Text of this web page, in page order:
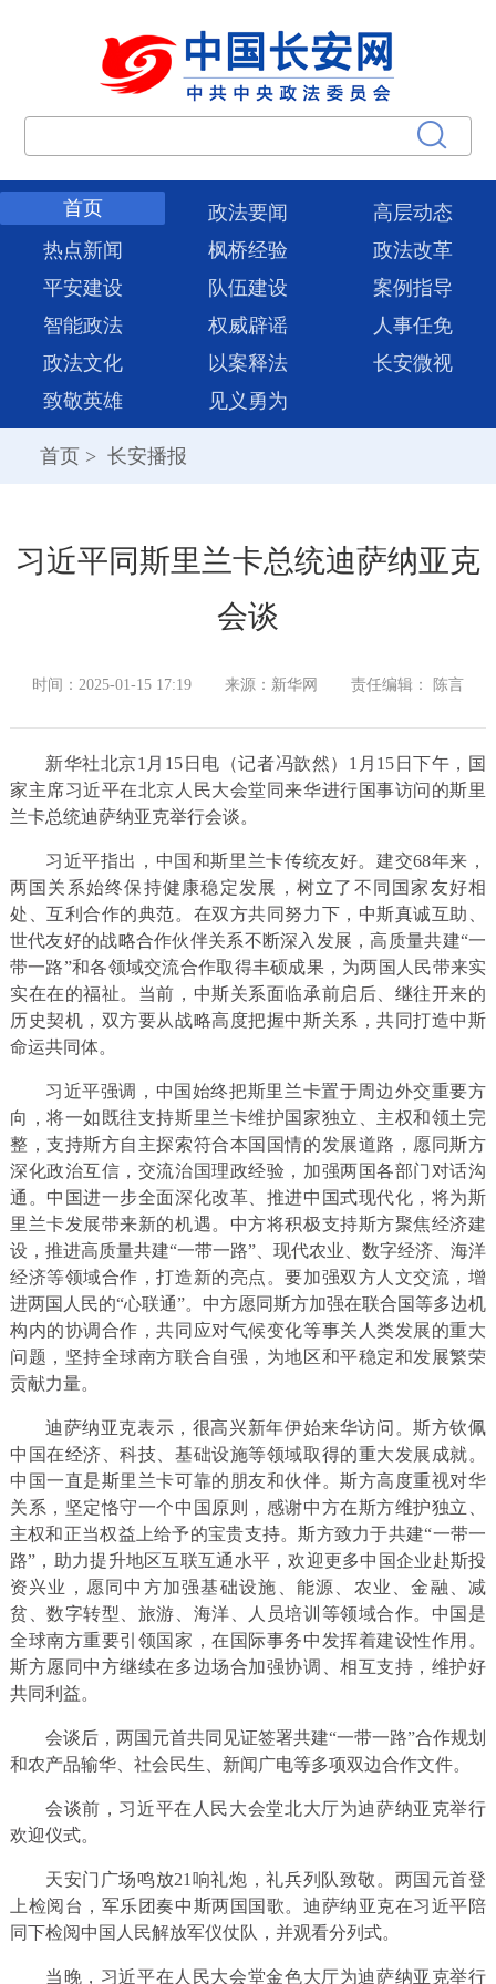
首页 政法要闻
高层动态
热点新闻
枫桥经验
政法改革
平安建设
队伍建设
案例指导
智能政法
权威辟谣
人事任免
政法文化
以案释法
长安微视
致敬英雄
见义勇为
首页 > 长安播报
习近平同斯里兰卡总统迪萨纳亚克
会谈
时间：2025-01-15 17:19 来源：新华网 责任编辑： 陈言
新华社北京1月15日电（记者冯歆然）1月15日下午，国
家主席习近平在北京人民大会堂同来华进行国事访问的斯里
兰卡总统迪萨纳亚克举行会谈。
习近平指出，中国和斯里兰卡传统友好。建交68年来，
两国关系始终保持健康稳定发展，树立了不同国家友好相
处、互利合作的典范。在双方共同努力下，中斯真诚互助、
世代友好的战略合作伙伴关系不断深入发展，高质量共建“一
带一路”和各领域交流合作取得丰硕成果，为两国人民带来实
实在在的福祉。当前，中斯关系面临承前启后、继往开来的
历史契机，双方要从战略高度把握中斯关系，共同打造中斯
命运共同体。
习近平强调，中国始终把斯里兰卡置于周边外交重要方
向，将一如既往支持斯里兰卡维护国家独立、主权和领土完
整，支持斯方自主探索符合本国国情的发展道路，愿同斯方
深化政治互信，交流治国理政经验，加强两国各部门对话沟
通。中国进一步全面深化改革、推进中国式现代化，将为斯
里兰卡发展带来新的机遇。中方将积极支持斯方聚焦经济建
设，推进高质量共建“一带一路”、现代农业、数字经济、海洋
经济等领域合作，打造新的亮点。要加强双方人文交流，增
进两国人民的“心联通”。中方愿同斯方加强在联合国等多边机
构内的协调合作，共同应对气候变化等事关人类发展的重大
问题，坚持全球南方联合自强，为地区和平稳定和发展繁荣
贡献力量。
迪萨纳亚克表示，很高兴新年伊始来华访问。斯方钦佩
中国在经济、科技、基础设施等领域取得的重大发展成就。
中国一直是斯里兰卡可靠的朋友和伙伴。斯方高度重视对华
关系，坚定恪守一个中国原则，感谢中方在斯方维护独立、
主权和正当权益上给予的宝贵支持。斯方致力于共建“一带一
路”，助力提升地区互联互通水平，欢迎更多中国企业赴斯投
资兴业，愿同中方加强基础设施、能源、农业、金融、减
贫、数字转型、旅游、海洋、人员培训等领域合作。中国是
全球南方重要引领国家，在国际事务中发挥着建设性作用。
斯方愿同中方继续在多边场合加强协调、相互支持，维护好
共同利益。
会谈后，两国元首共同见证签署共建“一带一路”合作规划
和农产品输华、社会民生、新闻广电等多项双边合作文件。
会谈前，习近平在人民大会堂北大厅为迪萨纳亚克举行
欢迎仪式。
天安门广场鸣放21响礼炮，礼兵列队致敬。两国元首登
上检阅台，军乐团奏中斯两国国歌。迪萨纳亚克在习近平陪
同下检阅中国人民解放军仪仗队，并观看分列式。
当晚，习近平在人民大会堂金色大厅为迪萨纳亚克举行